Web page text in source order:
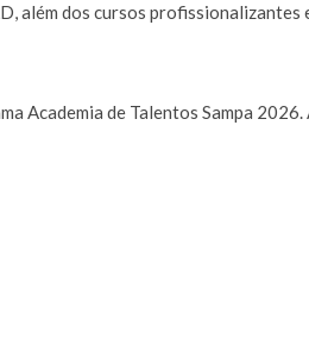
além dos cursos profissionalizantes
Academia de Talentos Sampa 2026.